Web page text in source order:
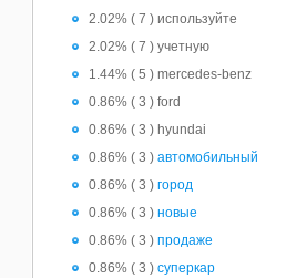
2.02% ( 7 ) используйте
2.02% ( 7 ) учетную
1.44% ( 5 ) mercedes-benz
0.86% ( 3 ) ford
0.86% ( 3 ) hyundai
0.86% ( 3 ) автомобильный
0.86% ( 3 ) город
0.86% ( 3 ) новые
0.86% ( 3 ) продаже
0.86% ( 3 ) суперкар